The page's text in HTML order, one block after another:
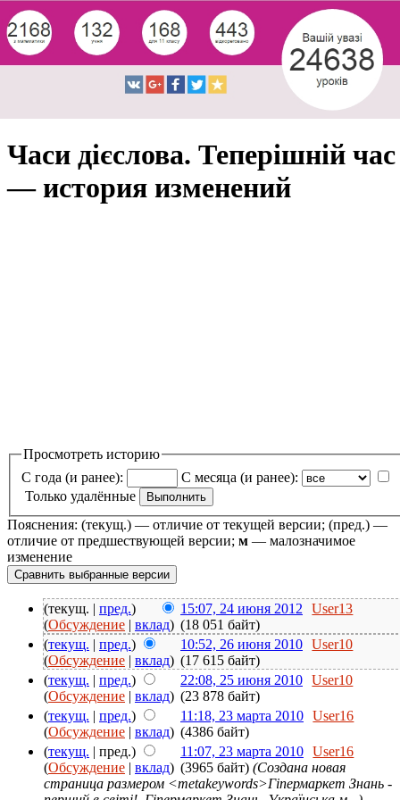
Часи дієслова. Теперішній час
— история изменений
Просмотреть историю
С года (и ранее):
С месяца (и ранее):
Только удалённые
Пояснения: (текущ.) — отличие от текущей версии; (пред.) —
отличие от предшествующей версии; м — малозначимое
изменение
(текущ. | пред.) 15:07, 24 июня 2012
User13
(Обсуждение | вклад) (18 051 байт)
(текущ. | пред.) 10:52, 26 июня 2010
User10
(Обсуждение | вклад) (17 615 байт)
(текущ. | пред.) 22:08, 25 июня 2010
User10
(Обсуждение | вклад) (23 878 байт)
(текущ. | пред.) 11:18, 23 марта 2010
User16
(Обсуждение | вклад) (4386 байт)
(текущ. | пред.) 11:07, 23 марта 2010
User16
(Обсуждение | вклад) (3965 байт) (Создана новая
страница размером <metakeywords>Гіпермаркет Знань -